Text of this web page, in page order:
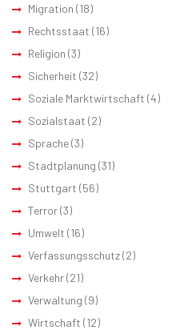
Migration (18)
Rechtsstaat (16)
Religion (3)
Sicherheit (32)
Soziale Marktwirtschaft (4)
Sozialstaat (2)
Sprache(3)
Stadtplanung (31)
Stuttgart (56)
Terror(3)
Umwelt (16)
Verfassungsschutz(2)
Verkehr(21)
Verwaltung (9)
Wirtschaft (12)